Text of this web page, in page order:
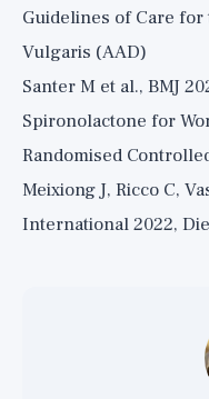
Guidelines of Care for
Vulgaris (AAD)
Santer M et al., BMJ
Spironolactone for
Randomised
Meixiong J, Ricco C,
International 2022,